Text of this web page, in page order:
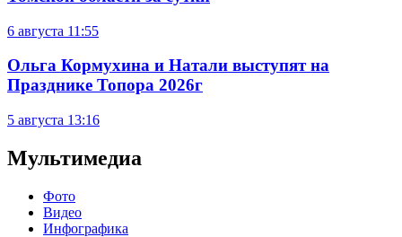
6 августа 11:55
Ольга Кормухина и Натали выступят на
Празднике Топора 2026г
5 августа 13:16
Мультимедиа
Фото
Видео
Инфографика